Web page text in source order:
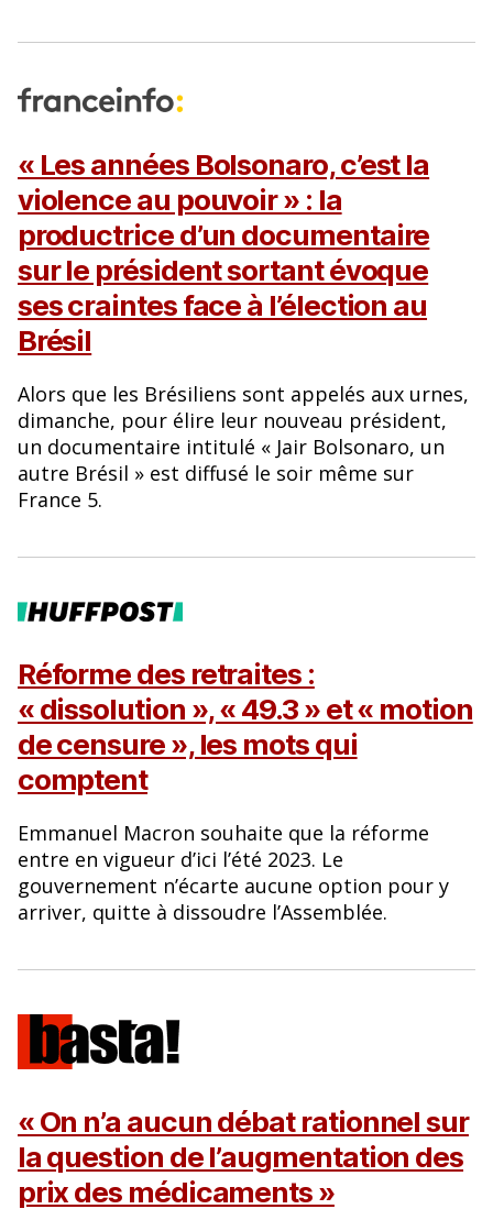
« Les années Bolsonaro, c’est la
violence au pouvoir » : la
productrice d’un documentaire
sur le président sortant évoque
ses craintes face à l’élection au
Brésil
Alors que les Brésiliens sont appelés aux urnes,
dimanche, pour élire leur nouveau président,
un documentaire intitulé « Jair Bolsonaro, un
autre Brésil » est diffusé le soir même sur
France 5.
Réforme des retraites :
« dissolution », « 49.3 » et « motion
de censure », les mots qui
comptent
Emmanuel Macron souhaite que la réforme
entre en vigueur d’ici l’été 2023. Le
gouvernement n’écarte aucune option pour y
arriver, quitte à dissoudre l’Assemblée.
« On n’a aucun débat rationnel sur
la question de l’augmentation des
prix des médicaments »